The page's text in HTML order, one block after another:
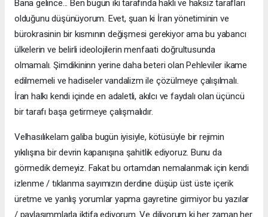
Bana gelince... Ben bugün iki tarafında haklı ve haksız tarafları
olduğunu düşünüyorum. Evet, şuan ki İran yönetiminin ve
bürokrasinin bir kısmının değişmesi gerekiyor ama bu yabancı
ülkelerin ve belirli ideolojilerin menfaati doğrultusunda
olmamalı. Şimdikininn yerine daha beteri olan Pehleviler ikame
edilmemeli ve hadiseler vandalizm ile çözülmeye çalışılmalı.
İran halkı kendi içinde en adaletli, akılcı ve faydalı olan üçüncü
bir tarafı başa getirmeye çalışmalıdır.
Velhasılıkelam galiba bugün iyisiyle, kötüsüyle bir rejimin
yıkılışına bir devrin kapanışına şahitlik ediyoruz. Bunu da
görmedik demeyiz. Fakat bu ortamdan nemalanmak için kendi
izlenme / tıklanma sayımızın derdine düşüp üst üste içerik
üretme ve yanlış yorumlar yapma gayretine girmiyor bu yazılar
/ paylaşımmlarla iktifa ediyorum. Ve diliyorum ki her zaman her